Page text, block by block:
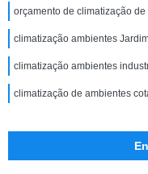
orçamento de climatização
climatização ambientes
climatização ambientes
climatização de ambientes